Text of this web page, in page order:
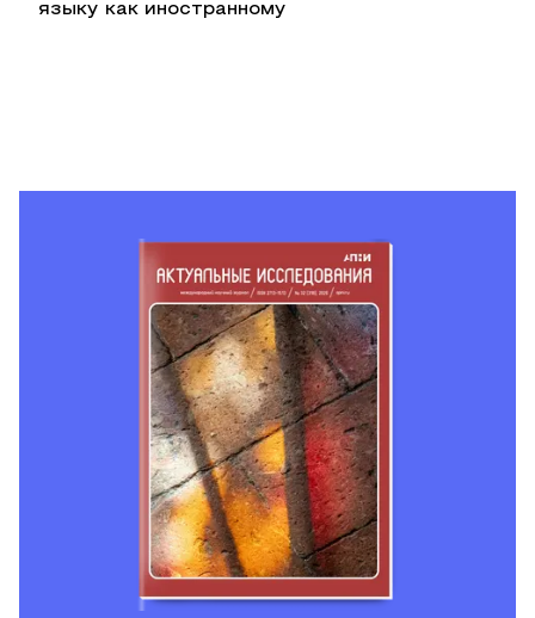
языку как иностранному